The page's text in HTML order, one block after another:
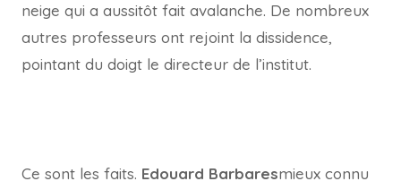
neige qui a aussitôt fait avalanche. De nombreux
autres professeurs ont rejoint la dissidence,
pointant du doigt le directeur de l’institut.
Ce sont les faits. Edouard Barbaresmieux connu